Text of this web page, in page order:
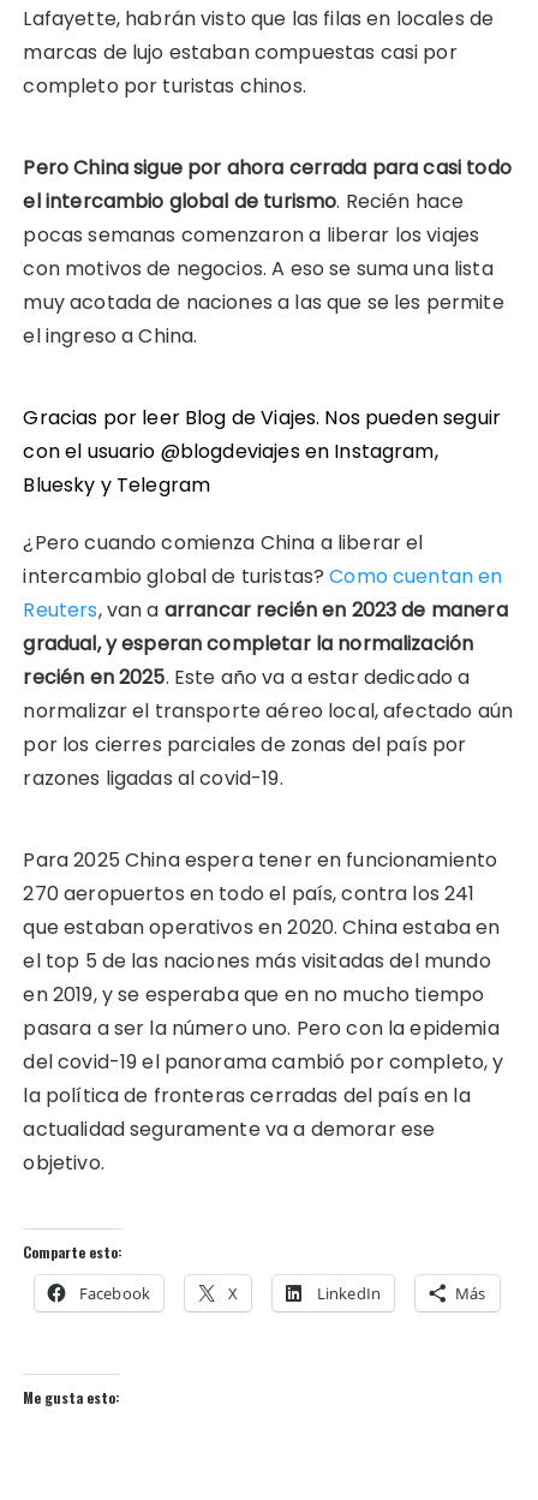
Lafayette, habrán visto que las filas en locales de
marcas de lujo estaban compuestas casi por
completo por turistas chinos.
Pero China sigue por ahora cerrada para casi todo
el intercambio global de turismo. Recién hace
pocas semanas comenzaron a liberar los viajes
con motivos de negocios. A eso se suma una lista
muy acotada de naciones a las que se les permite
el ingreso a China.
Gracias por leer Blog de Viajes. Nos pueden seguir
con el usuario @blogdeviajes en Instagram,
Bluesky y Telegram
¿Pero cuando comienza China a liberar el
intercambio global de turistas?Como cuentan en
Reuters, van a arrancar recién en 2023 de manera
gradual, y esperan completar la normalización
recién en 2025. Este año va a estar dedicado a
normalizar el transporte aéreo local, afectado aún
por los cierres parciales de zonas del país por
razones ligadas al covid-19.
Para 2025 China espera tener en funcionamiento
270 aeropuertos en todo el país, contra los 241
que estaban operativos en 2020. China estaba en
el top 5 de las naciones más visitadas del mundo
en 2019, y se esperaba que en no mucho tiempo
pasara a ser la número uno. Pero con la epidemia
del covid-19 el panorama cambió por completo, y
la política de fronteras cerradas del país en la
actualidad seguramente va a demorar ese
objetivo.
Comparte esto:
Facebook X LinkedIn Más
Me gusta esto: